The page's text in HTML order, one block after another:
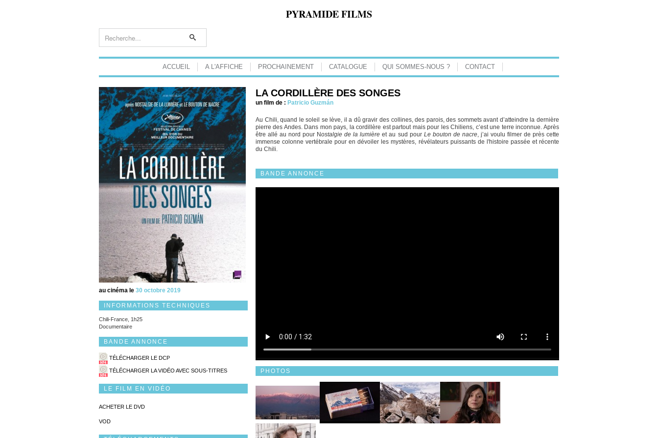
PYRAMIDE FILMS
ACCUEIL A L'AFFICHE PROCHAINEMENT CATALOGUE QUI SOMMES-NOUS ? CONTACT
au cinéma le 30 octobre 2019
INFORMATIONS TECHNIQUES
Chili-France, 1h25
Documentaire
BANDE ANNONCE
TÉLÉCHARGER LE DCP
TÉLÉCHARGER LA VIDÉO AVEC SOUS-TITRES
LE FILM EN VIDÉO
ACHETER LE DVD
VOD
LA CORDILLÈRE DES SONGES
un film de : Patricio Guzmán
Au Chili, quand le soleil se lève, il a dû gravir des collines, des parois, des sommets avant d’atteindre la dernière
pierre des Andes. Dans mon pays, la cordillère est partout mais pour les Chiliens, c’est une terre inconnue. Après
être allé au nord pour Nostalgie de la lumière et au sud pour Le bouton de nacre, j’ai voulu filmer de près cette
immense colonne vertébrale pour en dévoiler les mystères, révélateurs puissants de l'histoire passée et récente
du Chili.
BANDE ANNONCE
PHOTOS